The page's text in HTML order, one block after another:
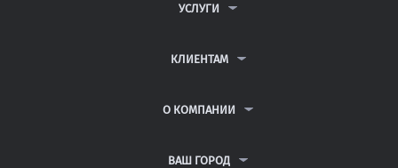
УСЛУГИ
ДИПЛОМНЫЕ РАБОТЫ
РЕФЕРАТЫ
КЛИЕНТАМ
ВОПРОСЫ И ОТВЕТЫ
ПОЛИТИКА КОНФИДЕНЦИАЛЬНОСТИ
О КОМПАНИИ
КОНТАКТЫ
ВАШ ГОРОД